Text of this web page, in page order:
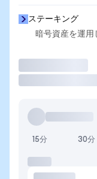
ステーキング
暗号資産を運用
15分 30分